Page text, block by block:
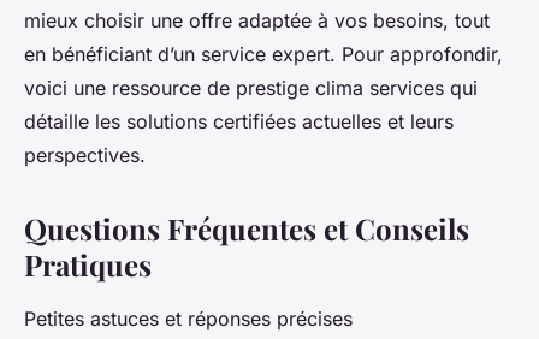
mieux choisir une offre adaptée à vos besoins, tout
en bénéficiant d’un service expert. Pour approfondir,
voici une ressource de prestige clima services qui
détaille les solutions certifiées actuelles et leurs
perspectives.
Questions Fréquentes et Conseils
Pratiques
Petites astuces et réponses précises